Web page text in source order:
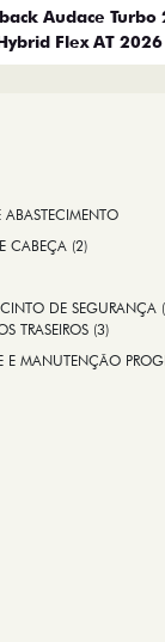
Audace Turbo
Flex AT 2026
ABASTECIMENTO
CABEÇA (2)
DE SEGURANÇA
TRASEIROS (3)
E MANUTENÇÃO